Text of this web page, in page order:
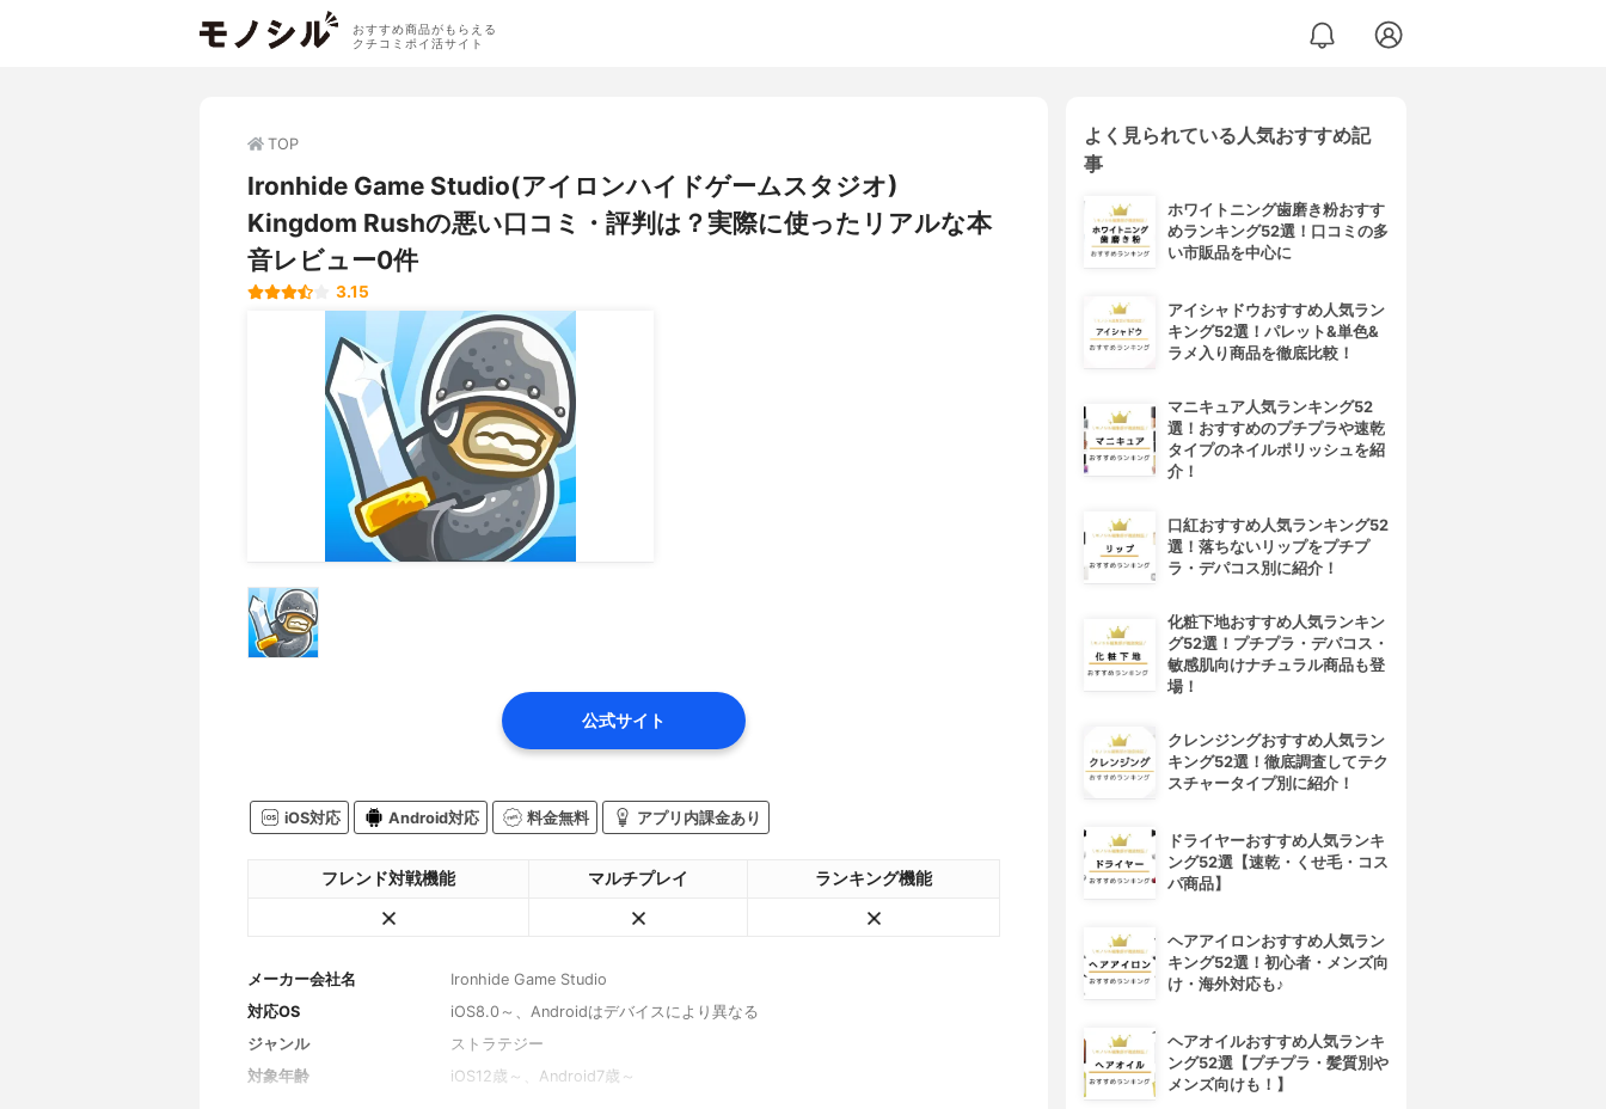
おすすめ商品がもらえる
クチコミポイ活サイト
TOP
Ironhide Game Studio(アイロンハイドゲームスタジオ)
Kingdom Rushの悪い口コミ・評判は？実際に使ったリアルな本
音レビュー0件
3.15
公式サイト
iOS対応 Android対応 料金無料 アプリ内課金あり
フレンド対戦機能 マルチプレイ ランキング機能
メーカー会社名
Ironhide Game Studio
対応OS
iOS8.0～、Androidはデバイスにより異なる
ジャンル
ストラテジー
対象年齢
iOS12歳～、Android7歳～
よく見られている人気おすすめ記
事
ホワイトニング歯磨き粉おすす
めランキング52選！口コミの多
い市販品を中心に
アイシャドウおすすめ人気ラン
キング52選！パレット&単色&
ラメ入り商品を徹底比較！
マニキュア人気ランキング52
選！おすすめのプチプラや速乾
タイプのネイルポリッシュを紹
介！
口紅おすすめ人気ランキング52
選！落ちないリップをプチプ
ラ・デパコス別に紹介！
化粧下地おすすめ人気ランキン
グ52選！プチプラ・デパコス・
敏感肌向けナチュラル商品も登
場！
クレンジングおすすめ人気ラン
キング52選！徹底調査してテク
スチャータイプ別に紹介！
ドライヤーおすすめ人気ランキ
ング52選【速乾・くせ毛・コス
パ商品】
ヘアアイロンおすすめ人気ラン
キング52選！初心者・メンズ向
け・海外対応も♪
ヘアオイルおすすめ人気ランキ
ング52選【プチプラ・髪質別や
メンズ向けも！】